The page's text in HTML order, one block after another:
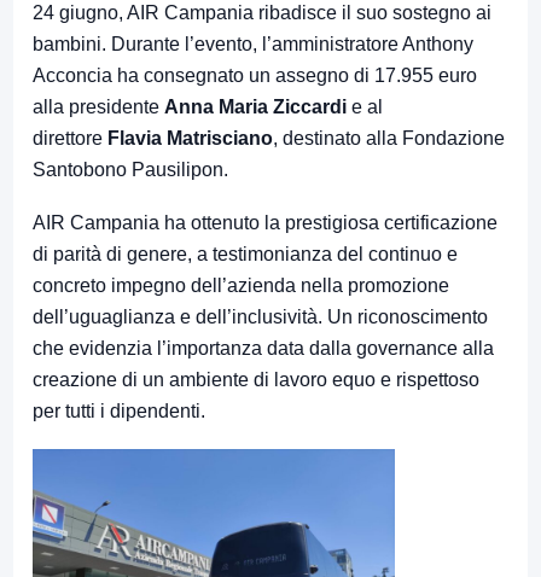
24 giugno, AIR Campania ribadisce il suo sostegno ai
bambini. Durante l’evento, l’amministratore Anthony
Acconcia ha consegnato un assegno di 17.955 euro
alla presidente Anna Maria Ziccardi e al
direttore Flavia Matrisciano, destinato alla Fondazione
Santobono Pausilipon.
AIR Campania ha ottenuto la prestigiosa certificazione
di parità di genere, a testimonianza del continuo e
concreto impegno dell’azienda nella promozione
dell’uguaglianza e dell’inclusività. Un riconoscimento
che evidenzia l’importanza data dalla governance alla
creazione di un ambiente di lavoro equo e rispettoso
per tutti i dipendenti.